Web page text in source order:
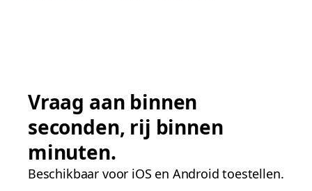
Vraag aan binnen
seconden, rij binnen
minuten.
Beschikbaar voor iOS en Android toestellen.